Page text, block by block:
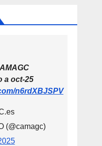
a oct-25
n6rdXBJSPV
(@camagc)